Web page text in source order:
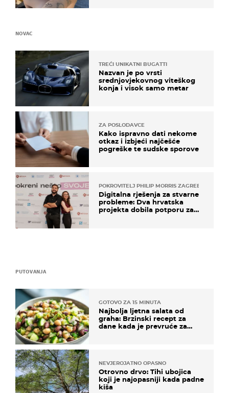
PUTOVANJA
GOTOVO ZA 15 MINUTA
Najbolja ljetna salata od
graha: Brzinski recept za
dane kada je prevruće za
NEVJEROJATNO OPASNO
Otrovno drvo: Tihi ubojica
koji je najopasniji kada padne
kiša
NOVAC
TREĆI UNIKATNI BUGATTI
Nazvan je po vrsti
srednjovjekovnog viteškog
konja i visok samo metar
ZA POSLODAVCE
Kako ispravno dati nekome
otkaz i izbjeći najčešće
pogreške te sudske sporove
POKROVITELJ PHILIP MORRIS ZAGREB
Digitalna rješenja za stvarne
probleme: Dva hrvatska
projekta dobila potporu za